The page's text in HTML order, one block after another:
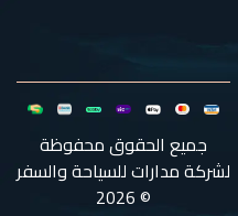
جميع الحقوق محفوظة
لشركة مدارات للسياحة والسفر
© 2026